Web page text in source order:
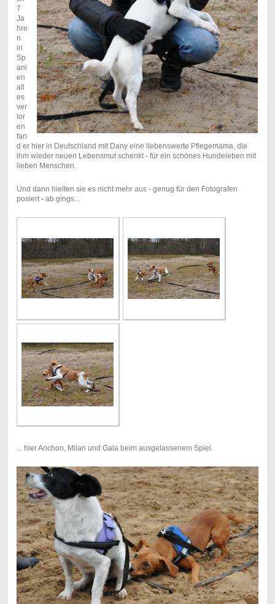
7
Ja
hre
n
in
Sp
ani
en
all
es
ver
lor
en
fan
d er hier in Deutschland mit Dany eine liebenswerte Pflegemama, die
ihm wieder neuen Lebensmut schenkt - für ein schönes Hundeleben mit
lieben Menschen.
Und dann hielten sie es nicht mehr aus - genug für den Fotografen
posiert - ab gings...
... hier Anchon, Milan und Gala beim ausgelassenem Spiel.